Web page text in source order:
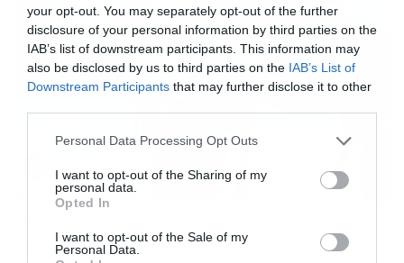
your opt-out. You may separately opt-out of the further
disclosure of your personal information by third parties on the
IAB’s list of downstream participants. This information may
also be disclosed by us to third parties on the IAB’s List of
Downstream Participants that may further disclose it to other
Please note that this website/app uses one or more Google
not limited to your visit or usage behaviour. You may click to
grant or deny consent to Google and its third-party tags to
use your data for below specified purposes in below Google
consent section.
Personal Data Processing Opt Outs
I want to opt-out of the Sharing of my
personal data.
Opted In
I want to opt-out of the Sale of my
Personal Data.
«Είναι στο χέρι μας»